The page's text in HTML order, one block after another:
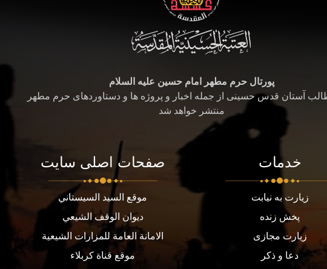
پورتال حرم مطهر امام حسین علیه السلام
آستان قدس حسینی از جمله اخبار و پروژه ها و دستاوردهای حرم مطهر
منتشر خواهد شد
خدمات
زیارت به نیابت
پخش زنده
زیارت مجازی
دعا و ذکر
صفحات اصلی سایت
موقع السيد السيستاني
ديوان الوقف الشيعي
الامانة العامة للمزارات الشيعية
موقع قناة كربلاء